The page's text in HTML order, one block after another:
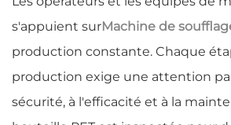
s'appuient surMachine de
production constante. Chaque
production exige une attention
sécurité, à l'efficacité et à la